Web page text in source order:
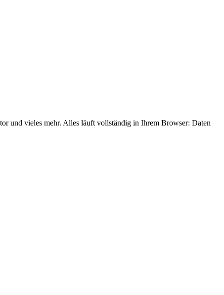
und vieles mehr. Alles läuft vollständig in Ihrem Browser: Daten